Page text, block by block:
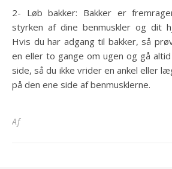
2- Løb bakker: Bakker er
styrken af dine benmuskler og dit
Hvis du har adgang til bakker, så
en eller to gange om ugen og gå
side, så du ikke vrider en ankel eller
på den ene side af benmusklerne.
Af